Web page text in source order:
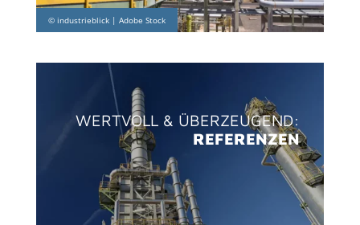
WERTVOLL & ÜBERZEUGEND:
REFERENZEN